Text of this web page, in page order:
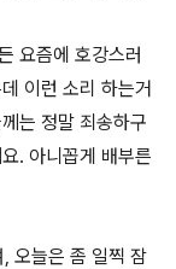
요즘에 호강스러
이런 소리 하는거
는 정말 죄송하구
. 아니꼽게 배부른
오늘은 좀 일찍 잠